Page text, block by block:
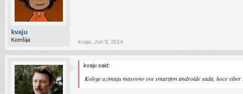
kvaju
Komšija kvaju Jun 9, 2014
kvaju said:
Kolege uzimaju masovno ove smartfon androide sada, hoce